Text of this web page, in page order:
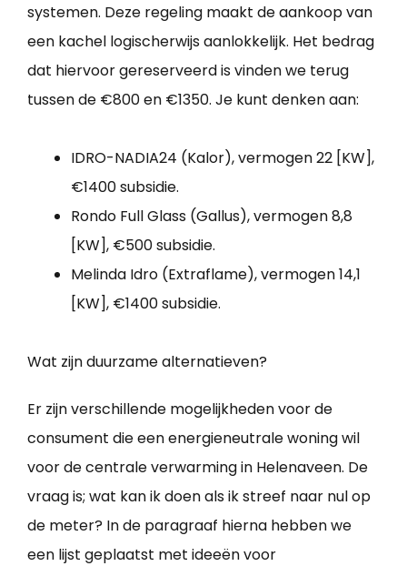
systemen. Deze regeling maakt de aankoop van
een kachel logischerwijs aanlokkelijk. Het bedrag
dat hiervoor gereserveerd is vinden we terug
tussen de €800 en €1350. Je kunt denken aan:
IDRO-NADIA24 (Kalor), vermogen 22 [KW],
€1400 subsidie.
Rondo Full Glass (Gallus), vermogen 8,8
[KW], €500 subsidie.
Melinda Idro (Extraflame), vermogen 14,1
[KW], €1400 subsidie.
Wat zijn duurzame alternatieven?
Er zijn verschillende mogelijkheden voor de
consument die een energieneutrale woning wil
voor de centrale verwarming in Helenaveen. De
vraag is; wat kan ik doen als ik streef naar nul op
de meter? In de paragraaf hierna hebben we
een lijst geplaatst met ideeën voor